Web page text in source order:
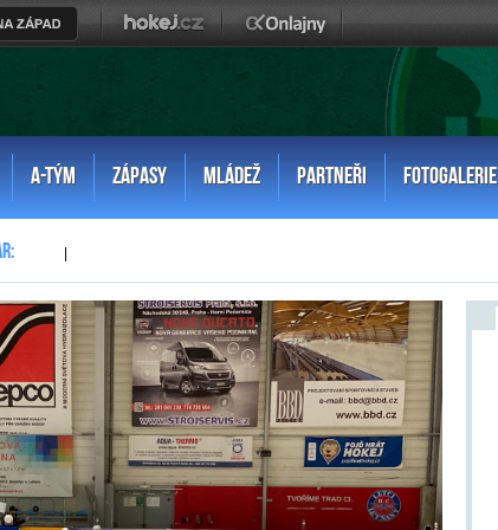
A-TÝM ZÁPASY MLÁDEŽ PARTNEŘI FOTOGALERIE